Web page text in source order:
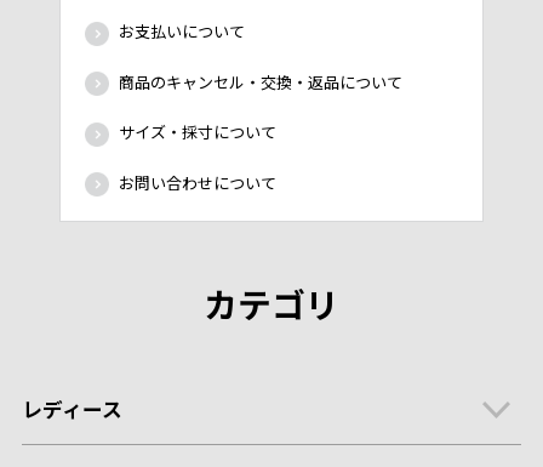
お支払いについて
商品のキャンセル・交換・返品について
サイズ・採寸について
お問い合わせについて
カテゴリ
レディース